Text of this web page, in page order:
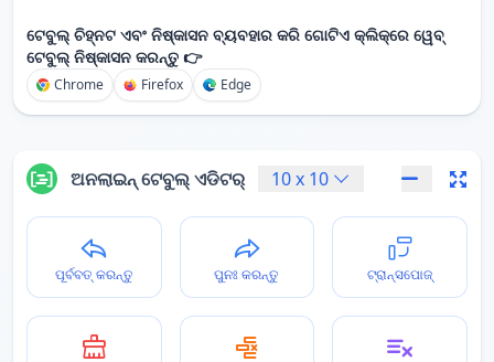
ଟେବୁଲ୍ ଚିହ୍ନଟ ଏବଂ ନିଷ୍କାସନ ବ୍ୟବହାର କରି ଗୋଟିଏ କ୍ଲିକ୍‌ରେ ୱେବ୍
ଟେବୁଲ୍ ନିଷ୍କାସନ କରନ୍ତୁ 👉
Chrome Firefox Edge
ଅନଲାଇନ୍ ଟେବୁଲ୍ ଏଡିଟର୍ 10x 10
ପୂର୍ବବତ୍ କରନ୍ତୁ ପୁନଃ କରନ୍ତୁ ଟ୍ରାନ୍ସପୋଜ୍